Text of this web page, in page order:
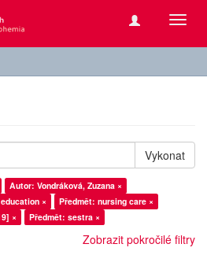
Vykonat
Autor: Vondráková, Zuzana ×
×
Předmět: nursing care ×
×
Předmět: sestra ×
Zobrazit pokročilé filtry